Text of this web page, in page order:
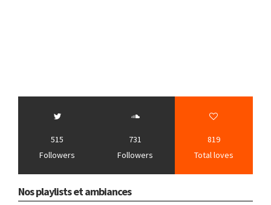
515
Followers
731
Followers
819
Total loves
Nos playlists et ambiances